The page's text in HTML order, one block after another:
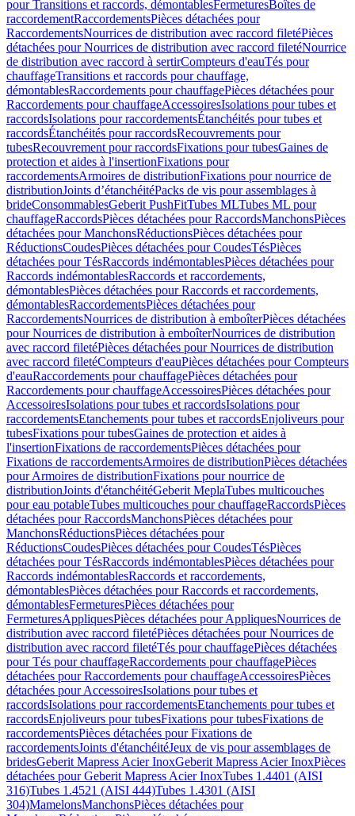
pour Transitions et raccords, démontablesFermeturesBoîtes de
raccordementRaccordementsPièces détachées pour
RaccordementsNourrices de distribution avec raccord filetéPièces
détachées pour Nourrices de distribution avec raccord filetéNourrice
de distribution avec raccord à sertirCompteurs d'eauTés pour
chauffageTransitions et raccords pour chauffage,
démontablesRaccordements pour chauffagePièces détachées pour
Raccordements pour chauffageAccessoiresIsolations pour tubes et
raccordsIsolations pour raccordementsÉtanchéités pour tubes et
raccordsÉtanchéités pour raccordsRecouvrements pour
tubesRecouvrement pour raccordsFixations pour tubesGaines de
protection et aides à l'insertionFixations pour
raccordementsArmoires de distributionFixations pour nourrice de
distributionJoints d’étanchéitéPacks de vis pour assemblages à
brideConsommablesGeberit PushFitTubes MLTubes ML pour
chauffageRaccordsPièces détachées pour RaccordsManchonsPièces
détachées pour ManchonsRéductionsPièces détachées pour
RéductionsCoudesPièces détachées pour CoudesTésPièces
détachées pour TésRaccords indémontablesPièces détachées pour
Raccords indémontablesRaccords et raccordements,
démontablesPièces détachées pour Raccords et raccordements,
démontablesRaccordementsPièces détachées pour
RaccordementsNourrices de distribution à emboîterPièces détachées
pour Nourrices de distribution à emboîterNourrices de distribution
avec raccord filetéPièces détachées pour Nourrices de distribution
avec raccord filetéCompteurs d'eauPièces détachées pour Compteurs
d'eauRaccordements pour chauffagePièces détachées pour
Raccordements pour chauffageAccessoiresPièces détachées pour
AccessoiresIsolations pour tubes et raccordsIsolations pour
raccordementsEtanchements pour tubes et raccordsEnjoliveurs pour
tubesFixations pour tubesGaines de protection et aides à
l'insertionFixations de raccordementsPièces détachées pour
Fixations de raccordementsArmoires de distributionPièces détachées
pour Armoires de distributionFixations pour nourrice de
distributionJoints d'étanchéitéGeberit MeplaTubes multicouches
pour eau potableTubes multicouches pour chauffageRaccordsPièces
détachées pour RaccordsManchonsPièces détachées pour
ManchonsRéductionsPièces détachées pour
RéductionsCoudesPièces détachées pour CoudesTésPièces
détachées pour TésRaccords indémontablesPièces détachées pour
Raccords indémontablesRaccords et raccordements,
démontablesPièces détachées pour Raccords et raccordements,
démontablesFermeturesPièces détachées pour
FermeturesAppliquesPièces détachées pour AppliquesNourrices de
distribution avec raccord filetéPièces détachées pour Nourrices de
distribution avec raccord filetéTés pour chauffagePièces détachées
pour Tés pour chauffageRaccordements pour chauffagePièces
détachées pour Raccordements pour chauffageAccessoiresPièces
détachées pour AccessoiresIsolations pour tubes et
raccordsIsolations pour raccordementsEtanchements pour tubes et
raccordsEnjoliveurs pour tubesFixations pour tubesFixations de
raccordementsPièces détachées pour Fixations de
raccordementsJoints d'étanchéitéJeux de vis pour assemblages de
bridesGeberit Mapress Acier InoxGeberit Mapress Acier InoxPièces
détachées pour Geberit Mapress Acier InoxTubes 1.4401 (AISI
316)Tubes 1.4521 (AISI 444)Tubes 1.4301 (AISI
304)MamelonsManchonsPièces détachées pour